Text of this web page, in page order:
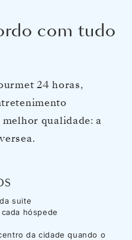
com tudo
24 horas,
qualidade: a
suite
hóspede
da cidade quando o